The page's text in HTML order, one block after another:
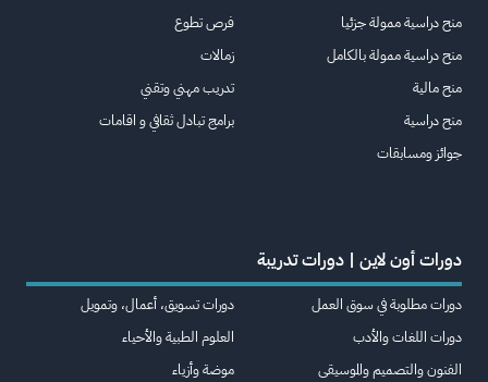
منح دراسية ممولة جزئيا
منح دراسية ممولة بالكامل
منح مالية
منح دراسية
جوائز ومسابقات
فرص تطوع
زمالات
تدريب مهني وتقني
برامج تبادل ثقافي و اقامات
دورات أون لاين | دورات تدريبة
دورات مطلوبة في سوق العمل
دورات اللغات والأدب
الفنون والتصميم والموسيقى
دورات تسويق، أعمال، وتمويل
العلوم الطبية والأحياء
موضة وأزياء